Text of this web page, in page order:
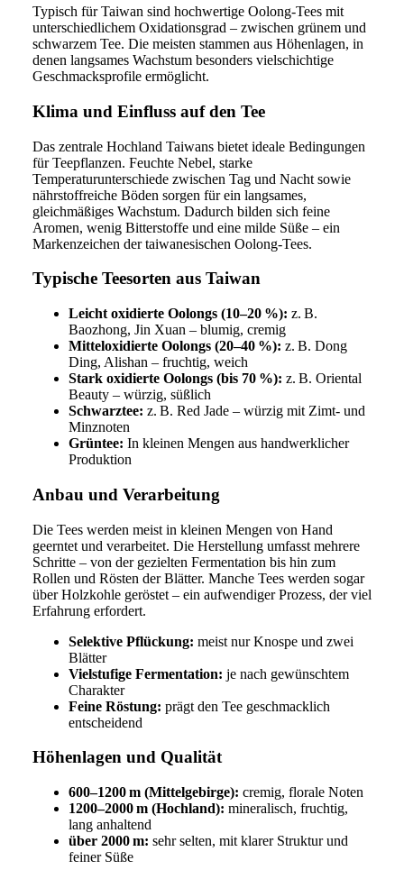
Typisch für Taiwan sind hochwertige Oolong-Tees mit
unterschiedlichem Oxidationsgrad – zwischen grünem und
schwarzem Tee. Die meisten stammen aus Höhenlagen, in
denen langsames Wachstum besonders vielschichtige
Geschmacksprofile ermöglicht.
Klima und Einfluss auf den Tee
Das zentrale Hochland Taiwans bietet ideale Bedingungen
für Teepflanzen. Feuchte Nebel, starke
Temperaturunterschiede zwischen Tag und Nacht sowie
nährstoffreiche Böden sorgen für ein langsames,
gleichmäßiges Wachstum. Dadurch bilden sich feine
Aromen, wenig Bitterstoffe und eine milde Süße – ein
Markenzeichen der taiwanesischen Oolong-Tees.
Typische Teesorten aus Taiwan
Leicht oxidierte Oolongs (10–20 %): z. B.
Baozhong, Jin Xuan – blumig, cremig
Mitteloxidierte Oolongs (20–40 %): z. B. Dong
Ding, Alishan – fruchtig, weich
Stark oxidierte Oolongs (bis 70 %): z. B. Oriental
Beauty – würzig, süßlich
Schwarztee: z. B. Red Jade – würzig mit Zimt- und
Minznoten
Grüntee: In kleinen Mengen aus handwerklicher
Produktion
Anbau und Verarbeitung
Die Tees werden meist in kleinen Mengen von Hand
geerntet und verarbeitet. Die Herstellung umfasst mehrere
Schritte – von der gezielten Fermentation bis hin zum
Rollen und Rösten der Blätter. Manche Tees werden sogar
über Holzkohle geröstet – ein aufwendiger Prozess, der viel
Erfahrung erfordert.
Selektive Pflückung: meist nur Knospe und zwei
Blätter
Vielstufige Fermentation: je nach gewünschtem
Charakter
Feine Röstung: prägt den Tee geschmacklich
entscheidend
Höhenlagen und Qualität
600–1200 m (Mittelgebirge): cremig, florale Noten
1200–2000 m (Hochland): mineralisch, fruchtig,
lang anhaltend
über 2000 m: sehr selten, mit klarer Struktur und
feiner Süße